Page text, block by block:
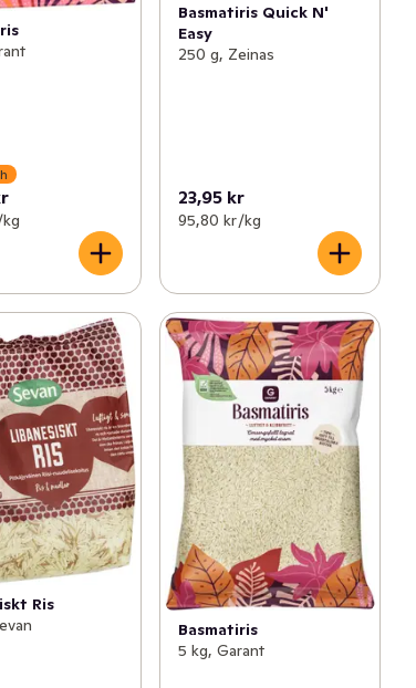
Basmatiris Quick N'
Easy
250 g, Zeinas
23,95 kr
95,80 kr /kg
Ris
Basmatiris
5 kg, Garant